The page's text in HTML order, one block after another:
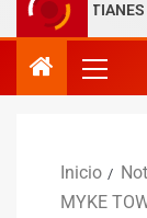
Inicio
MYKE